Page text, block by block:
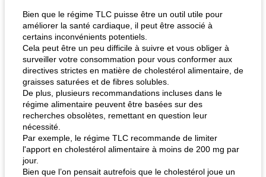
Bien que le régime TLC puisse être un outil utile pour
améliorer la santé cardiaque, il peut être associé à
certains inconvénients potentiels.
Cela peut être un peu difficile à suivre et vous obliger à
surveiller votre consommation pour vous conformer aux
directives strictes en matière de cholestérol alimentaire, de
graisses saturées et de fibres solubles.
De plus, plusieurs recommandations incluses dans le
régime alimentaire peuvent être basées sur des
recherches obsolètes, remettant en question leur
nécessité.
Par exemple, le régime TLC recommande de limiter
l'apport en cholestérol alimentaire à moins de 200 mg par
jour.
Bien que l’on pensait autrefois que le cholestérol joue un